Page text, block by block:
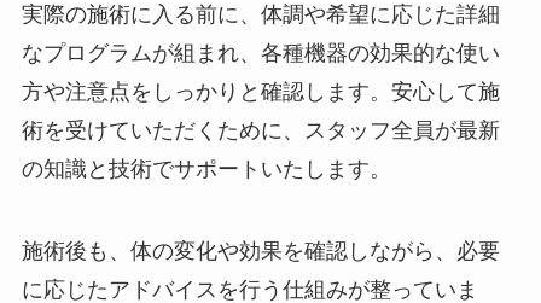
実際の施術に入る前に、体調や希望に応じた詳細
なプログラムが組まれ、各種機器の効果的な使い
方や注意点をしっかりと確認します。安心して施
術を受けていただくために、スタッフ全員が最新
の知識と技術でサポートいたします。
施術後も、体の変化や効果を確認しながら、必要
に応じたアドバイスを行う仕組みが整っていま